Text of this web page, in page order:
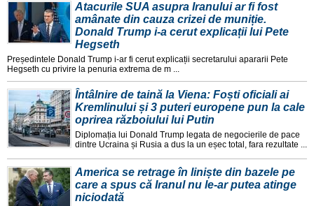
Atacurile SUA asupra Iranului ar fi fost
amânate din cauza crizei de muniție.
Donald Trump i-a cerut explicații lui Pete
Hegseth
Președintele Donald Trump i-ar fi cerut explicații secretarului apararii Pete
Hegseth cu privire la penuria extrema de m ...
Întâlnire de taină la Viena: Foști oficiali ai
Kremlinului și 3 puteri europene pun la cale
oprirea războiului lui Putin
Diplomația lui Donald Trump legata de negocierile de pace
dintre Ucraina și Rusia a dus la un eșec total, fara rezultate ...
America se retrage în liniște din bazele pe
care a spus că Iranul nu le-ar putea atinge
niciodată